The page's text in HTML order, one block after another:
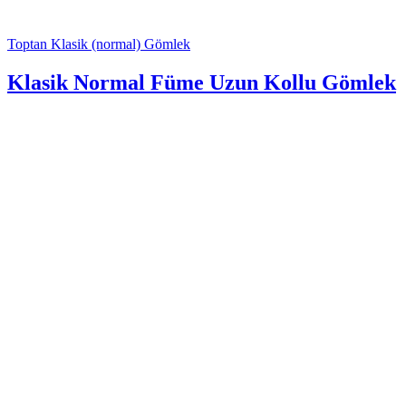
Toptan Klasik (normal) Gömlek
Klasik Normal Füme Uzun Kollu Gömlek